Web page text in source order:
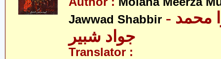
Jawwad Shabbir - مولانا میرزا محمد
جواد شبیر
Translator :